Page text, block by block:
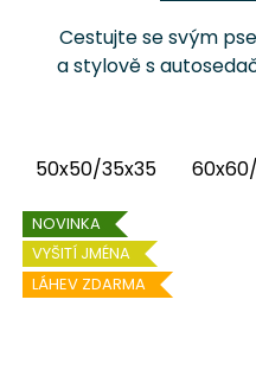
Cestujte se svým
a stylově s
50x50/35x35
NOVINKA
VYŠITÍ JMÉNA
LÁHEV ZDARMA